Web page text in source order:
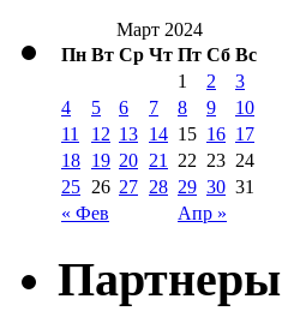
Март 2024
Пн Вт Ср Чт Пт Сб Вс
« Фев Апр »
1 2
3
4
5 6 7 8 9
10
11
12 13 14 15 16 17
18 19 20 21 22 23 24
25 26 27 28 29 30 31
Партнеры